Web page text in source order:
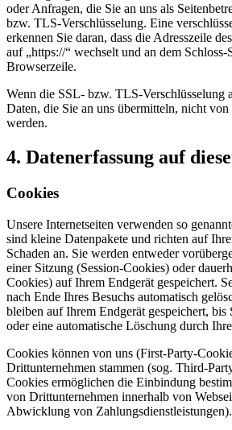
oder Anfragen, die Sie an uns als
bzw. TLS-Verschlüsselung. Eine
erkennen Sie daran, dass die Adresszeile
auf „https://“ wechselt und an dem
Browserzeile.
Wenn die SSL- bzw. TLS-Verschlüsselung
Daten, die Sie an uns übermitteln, nicht
werden.
4. Datenerfassung auf
Cookies
Unsere Internetseiten verwenden so
sind kleine Datenpakete und richten auf
Schaden an. Sie werden entweder
einer Sitzung (Session-Cookies) oder
Cookies) auf Ihrem Endgerät gespeichert.
nach Ende Ihres Besuchs automatisch
bleiben auf Ihrem Endgerät gespeichert, bis
oder eine automatische Löschung durch
Cookies können von uns (First-Party-
Drittunternehmen stammen (sog. Third-
Cookies ermöglichen die Einbindung
von Drittunternehmen innerhalb von
Abwicklung von Zahlungsdienstleistungen).